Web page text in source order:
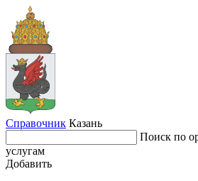
Справочник Казань
Поиск по
услугам
Добавить